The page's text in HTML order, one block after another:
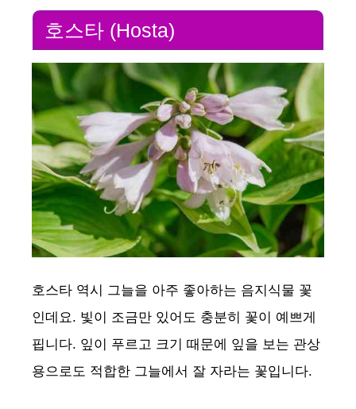
호스타 (Hosta)
호스타 역시 그늘을 아주 좋아하는 음지식물 꽃
인데요. 빛이 조금만 있어도 충분히 꽃이 예쁘게
핍니다. 잎이 푸르고 크기 때문에 잎을 보는 관상
용으로도 적합한 그늘에서 잘 자라는 꽃입니다.